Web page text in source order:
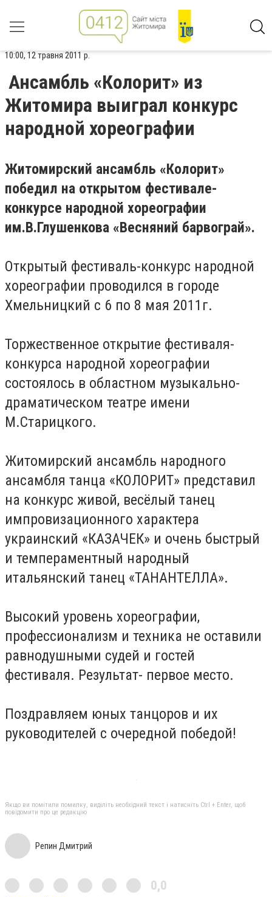
10:00, 12 травня 2011 р.
Ансамбль «Колорит» из
Житомира выиграл конкурс
народной хореографии
Житомирский ансамбль «Колорит»
победил на открытом фестивале-
конкурсе народной хореографии
им.В.Глушенкова «Весняний барвограй».
Открытый фестиваль-конкурс народной
хореографии проводился в городе
Хмельницкий с 6 по 8 мая 2011г.
Торжественное открытие фестиваля-
конкурса народной хореографии
состоялось в областном музыкально-
драматическом театре имени
М.Старицкого.
Житомирский ансамбль народного
ансамбля танца «КОЛОРИТ» представил
на конкурс живой, весёлый танец
импровизационного характера
украинский «КАЗАЧЕК» и очень быстрый
и темпераментный народный
итальянский танец «ТАНАНТЕЛЛА».
Высокий уровень хореографии,
профессионализм и техника не оставили
равнодушными судей и гостей
фестиваля. Результат- первое место.
Поздравляем юных танцоров и их
руководителей с очередной победой!
Якщо ви помітили помилку, виділіть необхідний текст і натисніть Ctrl + Enter, щоб
повідомити про це редакцію
Репин Дмитрий
0,0